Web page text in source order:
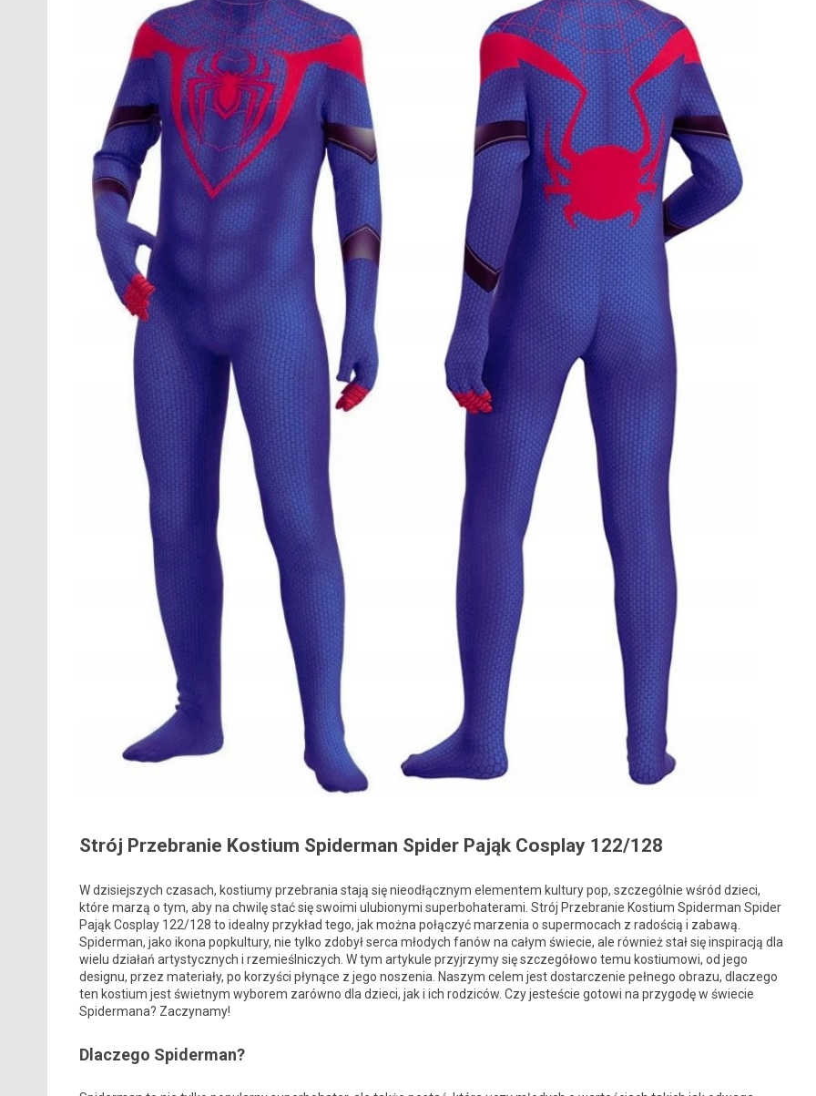
Strój Przebranie Kostium Spiderman Spider Pająk Cosplay 122/128
W dzisiejszych czasach, kostiumy przebrania stają się nieodłącznym elementem kultury pop, szczególnie wśród dzieci,
które marzą o tym, aby na chwilę stać się swoimi ulubionymi superbohaterami. Strój Przebranie Kostium Spiderman Spider
Pająk Cosplay 122/128 to idealny przykład tego, jak można połączyć marzenia o supermocach z radością i zabawą.
Spiderman, jako ikona popkultury, nie tylko zdobył serca młodych fanów na całym świecie, ale również stał się inspiracją dla
wielu działań artystycznych i rzemieślniczych. W tym artykule przyjrzymy się szczegółowo temu kostiumowi, od jego
designu, przez materiały, po korzyści płynące z jego noszenia. Naszym celem jest dostarczenie pełnego obrazu, dlaczego
ten kostium jest świetnym wyborem zarówno dla dzieci, jak i ich rodziców. Czy jesteście gotowi na przygodę w świecie
Spidermana? Zaczynamy!
Dlaczego Spiderman?